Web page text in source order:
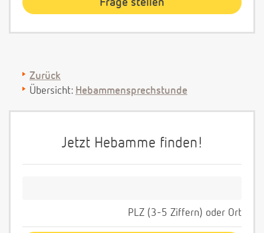
Zurück
Übersicht: Hebammensprechstunde
Jetzt Hebamme finden!
PLZ (3-5 Ziffern) oder Ort